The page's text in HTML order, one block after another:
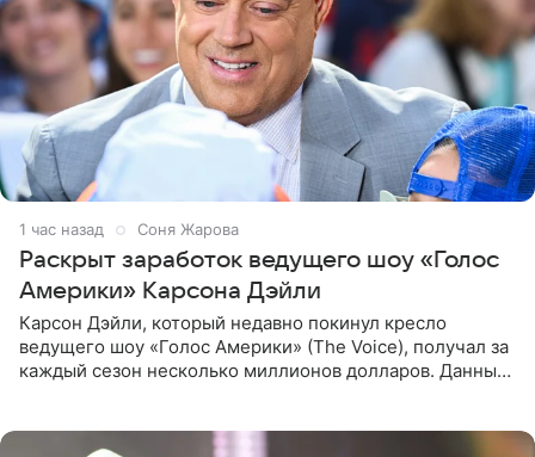
1 час назад Соня Жарова
Раскрыт заработок ведущего шоу «Голос
Америки» Карсона Дэйли
Карсон Дэйли, который недавно покинул кресло
ведущего шоу «Голос Америки» (The Voice), получал за
каждый сезон несколько миллионов долларов. Данные